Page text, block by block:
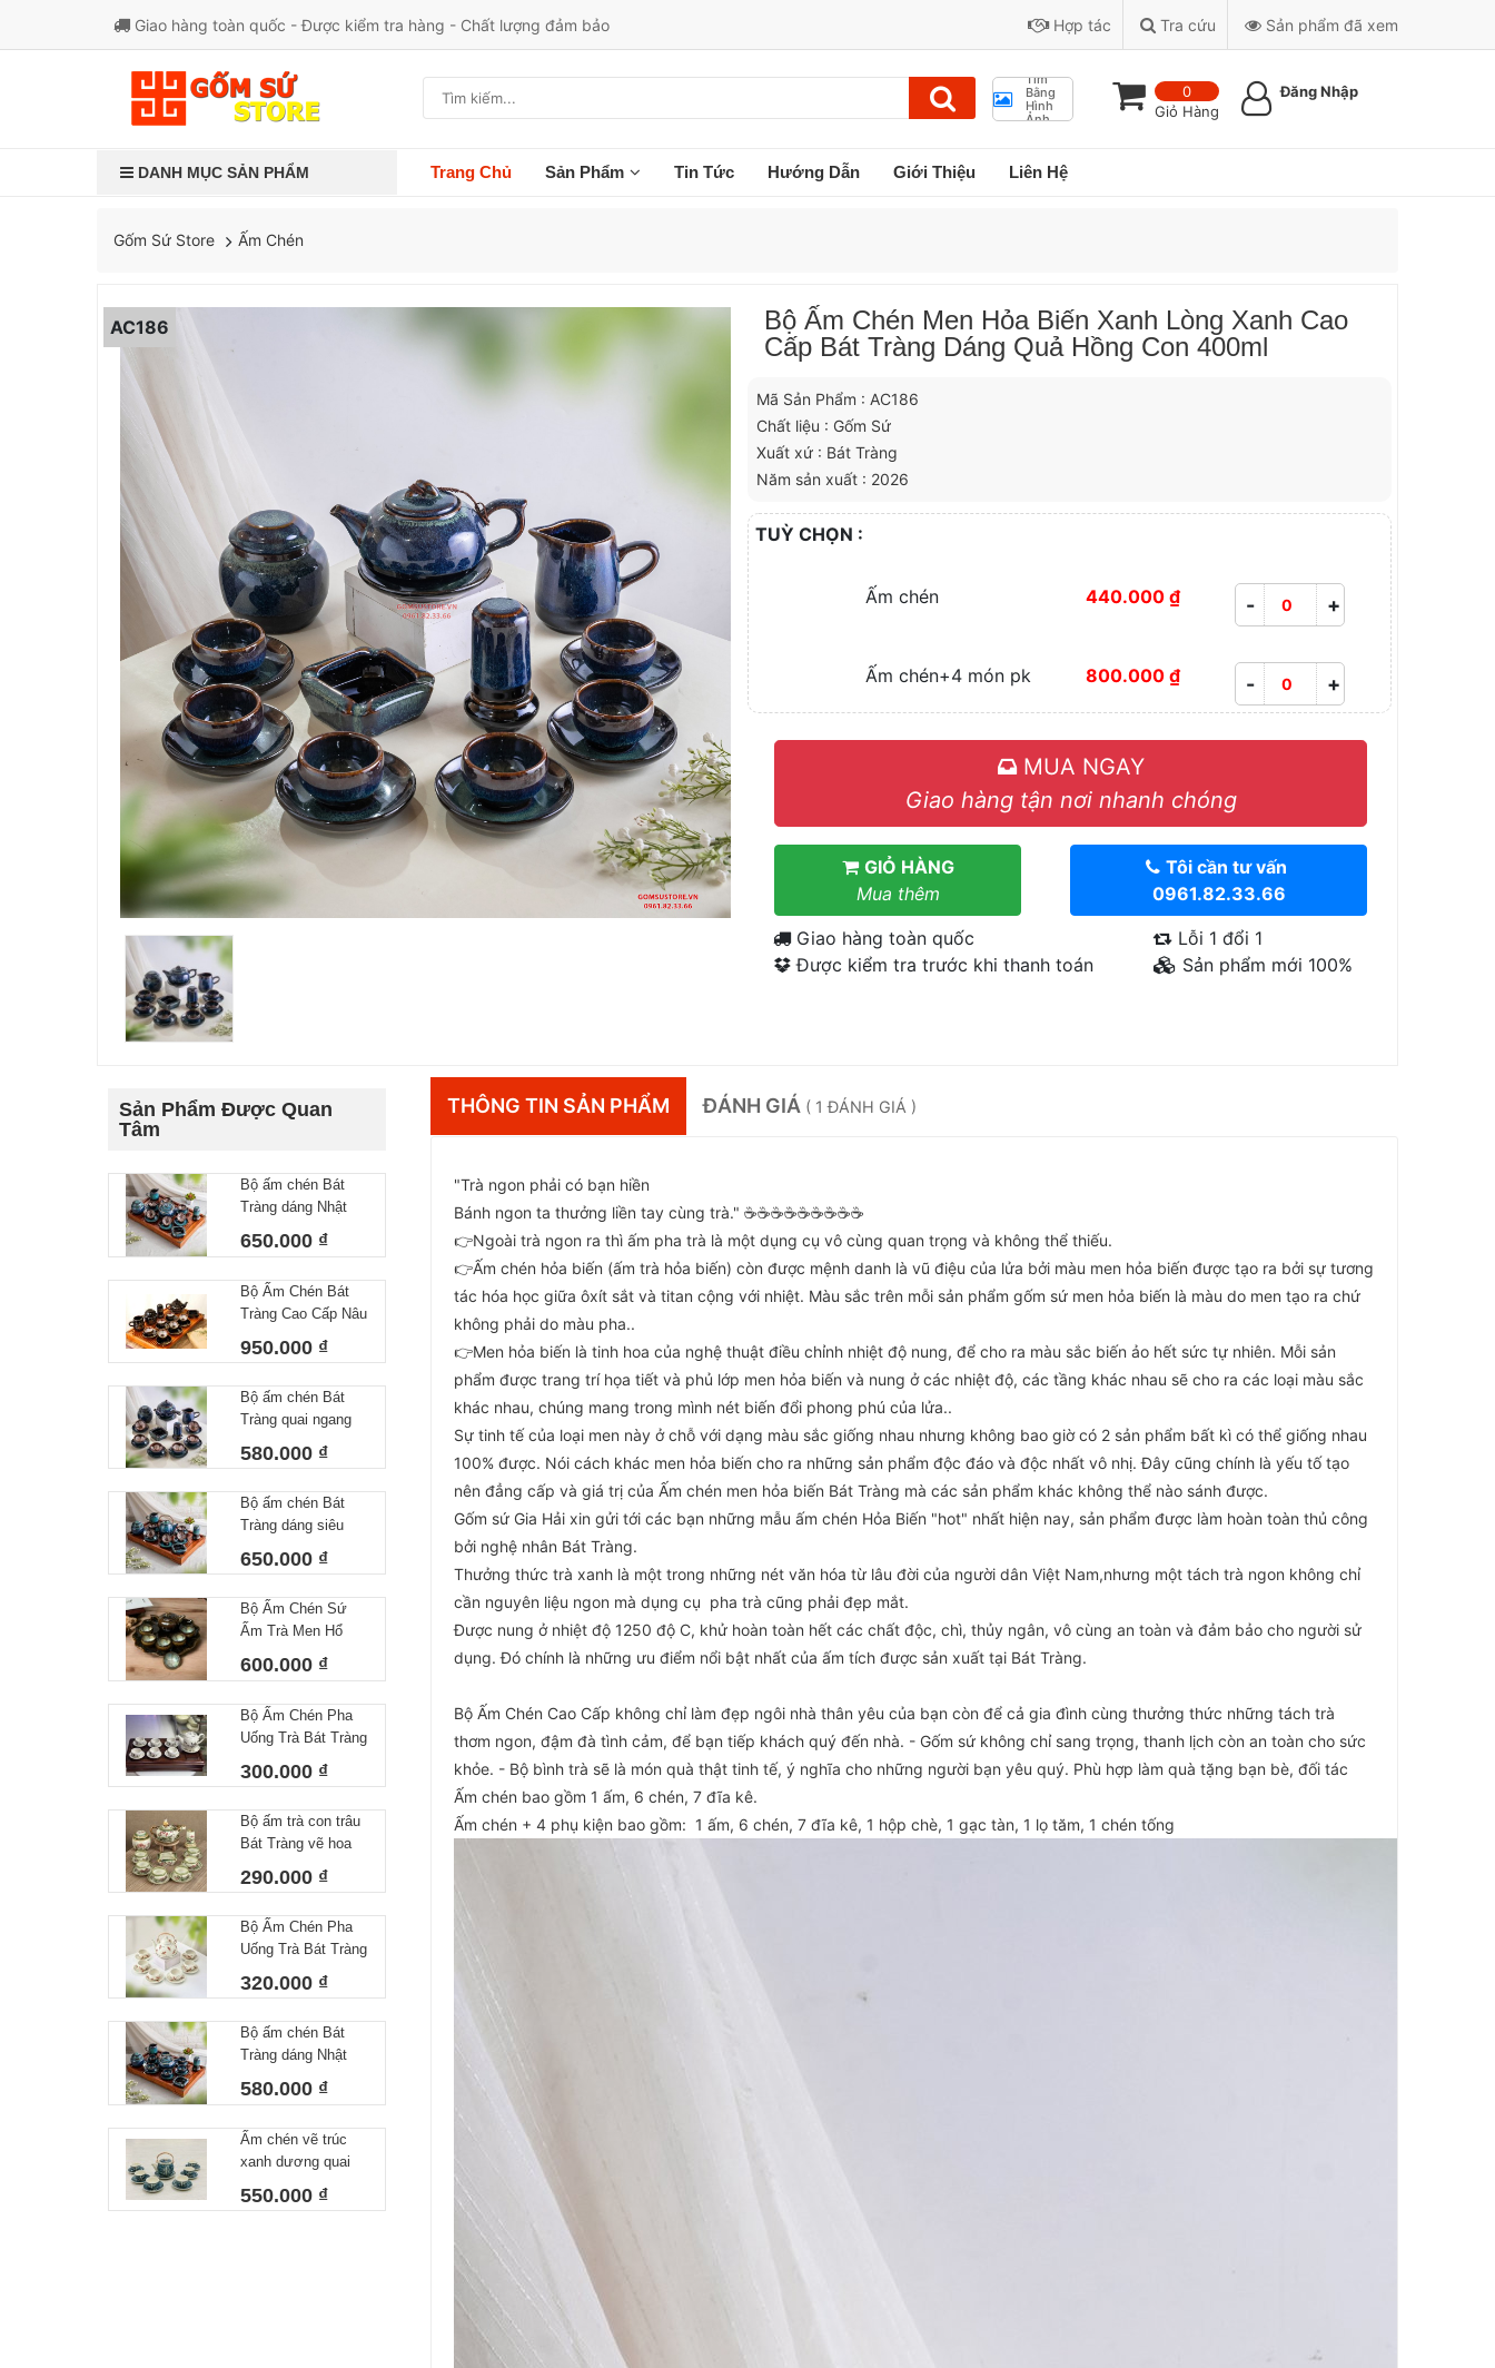
Giao hàng toàn quốc - Được kiểm tra hàng - Chất lượng đảm bảo Hợp tác Tra cứu Sản phẩm đã xem
Tìm
Bằng
Hình
Ảnh
0
Giỏ Hàng
Đăng Nhập
DANH MỤC SẢN PHẨM Trang Chủ Sản Phẩm Tin Tức Hướng Dẫn Giới Thiệu Liên Hệ
Gốm Sứ Store Ấm Chén
AC186
Bộ Ấm Chén Men Hỏa Biến Xanh Lòng Xanh Cao
Cấp Bát Tràng Dáng Quả Hồng Con 400ml
Mã Sản Phẩm : AC186
Chất liệu : Gốm Sứ
Xuất xứ : Bát Tràng
Năm sản xuất : 2026
TUỲ CHỌN :
Ấm chén 440.000 ₫ - +
Ấm chén+4 món pk 800.000 ₫ - +
MUA NGAY
Giao hàng tận nơi nhanh chóng
GIỎ HÀNG
Mua thêm
Tôi cần tư vấn
0961.82.33.66
Giao hàng toàn quốc
Được kiểm tra trước khi thanh toán
Lỗi 1 đổi 1
Sản phẩm mới 100%
Sản Phẩm Được Quan
Tâm
Bộ ấm chén Bát
Tràng dáng Nhật
lòng hoa 550 ml
650.000 ₫
Bộ Ấm Chén Bát
Tràng Cao Cấp Nâu
Chóp Vẽ Thuận
Dung Tích 400ml
950.000 ₫
Bộ ấm chén Bát
Tràng quai ngang
580.000 ₫
Bộ ấm chén Bát
Tràng dáng siêu
nước lòng hoa
650.000 ₫
Bộ Ấm Chén Sứ
Ấm Trà Men Hổ
Phách Hoả Biến
Bát Tràng Làm Quà
Khay Tròn
600.000 ₫
Bộ Ấm Chén Pha
Uống Trà Bát Tràng
Trúc Dáng Minh
Trắng
300.000 ₫
Bộ ấm trà con trâu
Bát Tràng vẽ hoa
350ml
290.000 ₫
Bộ Ấm Chén Pha
Uống Trà Bát Tràng
Họa Tiết Vẽ Tay
Chuồn Chuồn Men
Giỏ Cua Quai
Nhôm 340ml
320.000 ₫
Bộ ấm chén Bát
Tràng dáng Nhật
lòng xanh 550 ml
580.000 ₫
Ấm chén vẽ trúc
xanh dương quai
550.000 ₫
THÔNG TIN SẢN PHẨM ĐÁNH GIÁ ( 1 ĐÁNH GIÁ )
"Trà ngon phải có bạn hiền
Bánh ngon ta thưởng liền tay cùng trà." ☕️☕️☕️☕️☕️☕️☕️☕️☕️
👉Ngoài trà ngon ra thì ấm pha trà là một dụng cụ vô cùng quan trọng và không thể thiếu.
👉Ấm chén hỏa biến (ấm trà hỏa biến) còn được mệnh danh là vũ điệu của lửa bởi màu men hỏa biến được tạo ra bởi sự tương
tác hóa học giữa ôxít sắt và titan cộng với nhiệt. Màu sắc trên mỗi sản phẩm gốm sứ men hỏa biến là màu do men tạo ra chứ
không phải do màu pha..
👉Men hỏa biến là tinh hoa của nghệ thuật điều chỉnh nhiệt độ nung, để cho ra màu sắc biến ảo hết sức tự nhiên. Mỗi sản
phẩm được trang trí họa tiết và phủ lớp men hỏa biến và nung ở các nhiệt độ, các tầng khác nhau sẽ cho ra các loại màu sắc
khác nhau, chúng mang trong mình nét biến đổi phong phú của lửa..
Sự tinh tế của loại men này ở chỗ với dạng màu sắc giống nhau nhưng không bao giờ có 2 sản phẩm bất kì có thể giống nhau
100% được. Nói cách khác men hỏa biến cho ra những sản phẩm độc đáo và độc nhất vô nhị. Đây cũng chính là yếu tố tạo
nên đẳng cấp và giá trị của Ấm chén men hỏa biến Bát Tràng mà các sản phẩm khác không thể nào sánh được.
Gốm sứ Gia Hải xin gửi tới các bạn những mẫu ấm chén Hỏa Biến "hot" nhất hiện nay, sản phẩm được làm hoàn toàn thủ công
bởi nghệ nhân Bát Tràng.
Thưởng thức trà xanh là một trong những nét văn hóa từ lâu đời của người dân Việt Nam,nhưng một tách trà ngon không chỉ
cần nguyên liệu ngon mà dụng cụ pha trà cũng phải đẹp mắt.
Được nung ở nhiệt độ 1250 độ C, khử hoàn toàn hết các chất độc, chì, thủy ngân, vô cùng an toàn và đảm bảo cho người sử
dụng. Đó chính là những ưu điểm nổi bật nhất của ấm tích được sản xuất tại Bát Tràng.
Bộ Ấm Chén Cao Cấp không chỉ làm đẹp ngôi nhà thân yêu của bạn còn để cả gia đình cùng thưởng thức những tách trà
thơm ngon, đậm đà tình cảm, để bạn tiếp khách quý đến nhà. - Gốm sứ không chỉ sang trọng, thanh lịch còn an toàn cho sức
khỏe. - Bộ bình trà sẽ là món quà thật tinh tế, ý nghĩa cho những người bạn yêu quý. Phù hợp làm quà tặng bạn bè, đối tác
Ấm chén bao gồm 1 ấm, 6 chén, 7 đĩa kê.
Ấm chén + 4 phụ kiện bao gồm: 1 ấm, 6 chén, 7 đĩa kê, 1 hộp chè, 1 gạc tàn, 1 lọ tăm, 1 chén tống